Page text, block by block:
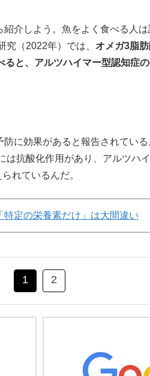
介しよう。魚をよく食べる人
究（2022年）では、 オメガ3脂
と、アルツハイマー型認知症
に効果があると報告されてい
抗酸化作用があり、アルツハ
れているんだ。
「特定の栄養素だけ」は大間違い
1 2